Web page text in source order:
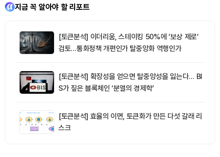
지금 꼭 알아야 할 리포트
[토큰분석] 이더리움, 스테이킹 50%에 ‘보상 제로’
검토…통화정책 개편인가 탈중앙화 역행인가
[토큰분석] 확장성을 얻으면 탈중앙성을 잃는다… BI
S가 짚은 블록체인 ‘분열의 경제학’
[토큰분석] 효율의 이면, 토큰화가 만든 다섯 갈래 리
스크